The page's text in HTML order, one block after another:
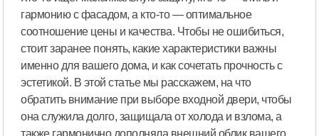
гармонию с фасадом, а кто-то — оптимальное
соотношение цены и качества. Чтобы не ошибиться,
стоит заранее понять, какие характеристики важны
именно для вашего дома, и как сочетать прочность с
эстетикой. В этой статье мы расскажем, на что
обратить внимание при выборе входной двери, чтобы
она служила долго, защищала от холода и взлома, а